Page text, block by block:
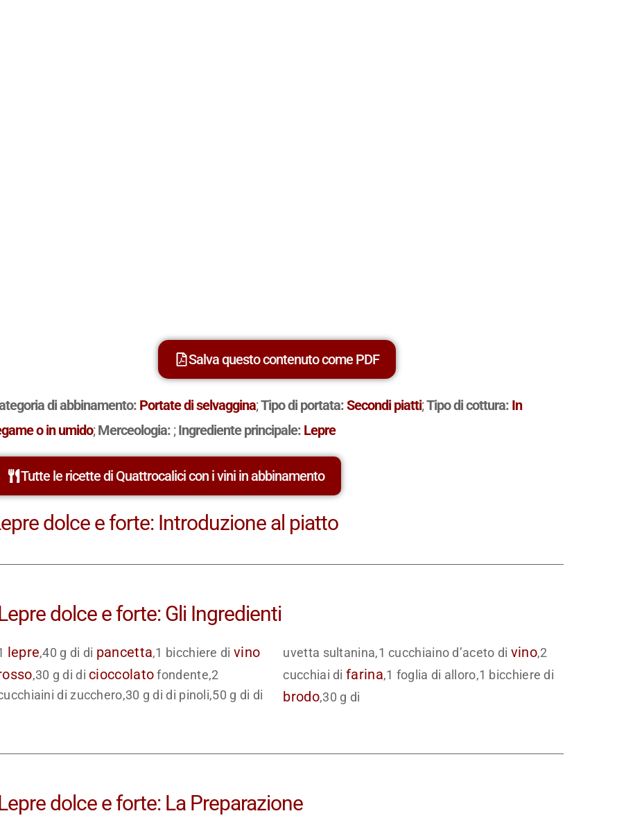
Salva questo contenuto come PDF
di abbinamento: Portate di selvaggina;Tipo di portata:Secondi piatti;Tipo di cottura: In
o in umido;Merceologia: ;Ingrediente principale: Lepre
Tutte le ricette di Quattrocalici con i vini in abbinamento
dolce e forte: Introduzione al piatto
dolce e forte: Gli Ingredienti
lepre,40 g di di pancetta,1 bicchiere di vino
,30 g di di cioccolatofondente,2
di zucchero,30 g di di pinoli,50 g di di
uvetta sultanina,1 cucchiaino d’aceto di vino,2
cucchiai difarina,1 foglia di alloro,1 bicchiere di
brodo,30 g di
dolce e forte: La Preparazione